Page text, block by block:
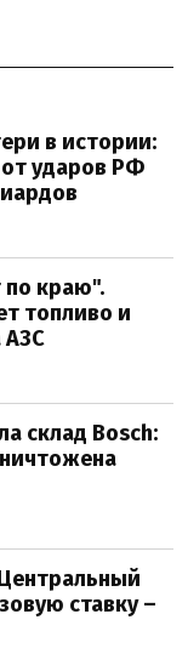
в истории:
ударов РФ
краю".
топливо и
АЗС
склад Bosch:
ставку –